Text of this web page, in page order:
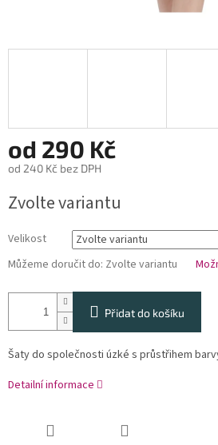
od 290 Kč
od 240 Kč bez DPH
cena:
Zvolte variantu
Velikost
Můžeme doručit do: Zvolte variantu
Přidat do košíku
Šaty do společnosti úzké s průstřihem
Detailní informace